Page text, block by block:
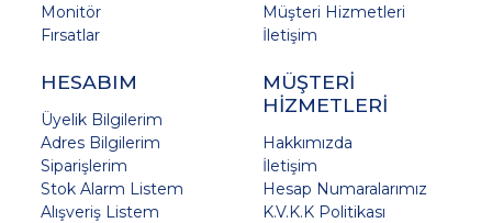
Monitör
Fırsatlar
Müşteri Hizmetleri
İletişim
HESABIM
Üyelik Bilgilerim
Adres Bilgilerim
Siparişlerim
Stok Alarm Listem
Alışveriş Listem
MÜŞTERİ
HİZMETLERİ
Hakkımızda
İletişim
Hesap Numaralarımız
K.V.K.K Politikası